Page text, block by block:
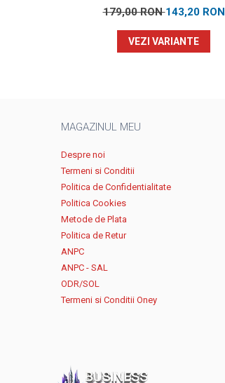
179,00 RON143,20 RON
VEZI VARIANTE
MAGAZINUL MEU
Despre noi
Termeni si Conditii
Politica de Confidentialitate
Politica Cookies
Metode de Plata
Politica de Retur
ANPC
ANPC - SAL
ODR/SOL
Termeni si Conditii Oney